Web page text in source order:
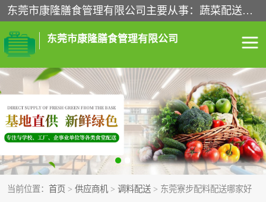
东莞市康隆膳食管理有限公司主要从事：蔬菜配送、食堂承包、企业工厂食堂承包、机关单位食堂承包、调味品配送、粮油配送、干货配送、副食配送、水果配送、海鲜配送等业务，东莞蔬菜配送电话，咨询在线客服。
东莞市康隆膳食管理有限公司
当前位置： 首页 > 供应商机 > 调料配送 > 东莞寮步配料配送哪家好
食堂承包 蔬菜配送
粮油配送 鲜肉配送
海鲜配送 食材配送
调料配送 企业工厂食堂承包